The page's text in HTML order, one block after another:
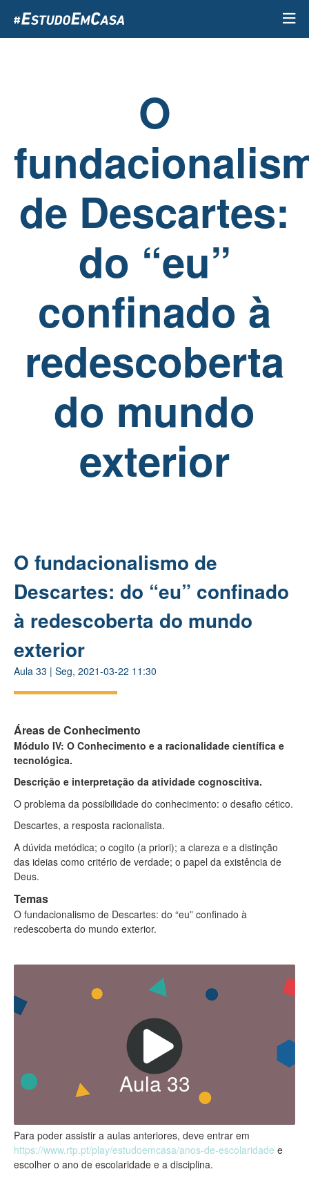
para
o
O
de Descartes:
do “eu”
confinado à
redescoberta
do mundo
exterior
O fundacionalismo de
Descartes: do “eu” confinado
à redescoberta do mundo
exterior
Aula 33 | Seg, 2021-03-22 11:30
Áreas de Conhecimento
Módulo IV: O Conhecimento e a racionalidade científica e
tecnológica.
Descrição e interpretação da atividade cognoscitiva.
O problema da possibilidade do conhecimento: o desafio cético.
Descartes, a resposta racionalista.
A dúvida metódica; o cogito (a priori); a clareza e a distinção
das ideias como critério de verdade; o papel da existência de
Deus.
Temas
O fundacionalismo de Descartes: do “eu” confinado à
redescoberta do mundo exterior.
Aula33
Para poder assistir a aulas anteriores, deve entrar em
https://www.rtp.pt/play/estudoemcasa/anos-de-escolaridade e
escolher o ano de escolaridade e a disciplina.